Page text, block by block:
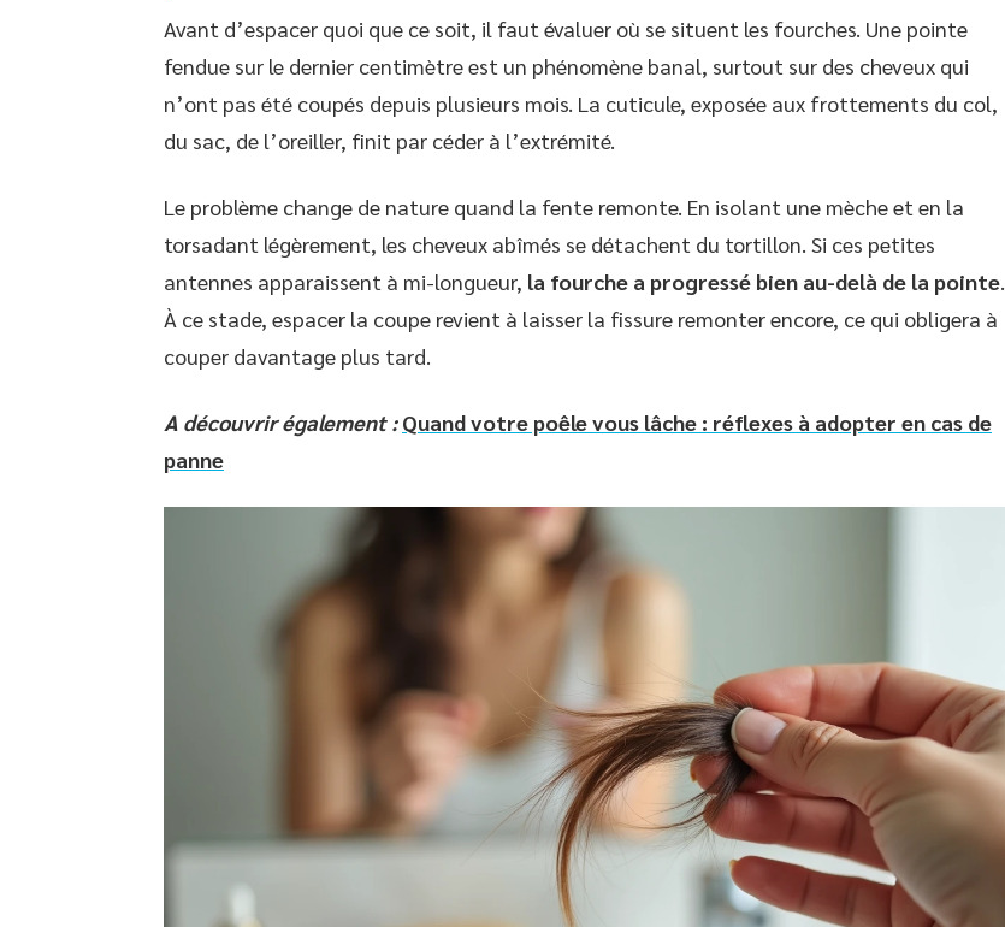
Avant d’espacer quoi que ce soit, il faut évaluer où se situent les fourches. Une pointe
fendue sur le dernier centimètre est un phénomène banal, surtout sur des cheveux qui
n’ont pas été coupés depuis plusieurs mois. La cuticule, exposée aux frottements du col,
du sac, de l’oreiller, finit par céder à l’extrémité.
Le problème change de nature quand la fente remonte. En isolant une mèche et en la
torsadant légèrement, les cheveux abîmés se détachent du tortillon. Si ces petites
antennes apparaissent à mi-longueur, la fourche a progressé bien au-delà de la pointe.
À ce stade, espacer la coupe revient à laisser la fissure remonter encore, ce qui obligera à
couper davantage plus tard.
A découvrir également : Quand votre poêle vous lâche : réflexes à adopter en cas de
panne